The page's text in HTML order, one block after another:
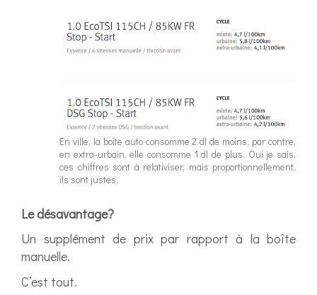
En ville, la boîte auto consomme 2 dl de moins, par contre,
en extra-urbain, elle consomme 1 dl de plus. Oui je sais,
ces chiffres sont à relativiser, mais proportionnellement,
ils sont justes.
Le désavantage?
Un supplément de prix par rapport à la boîte
manuelle.
C’est tout.